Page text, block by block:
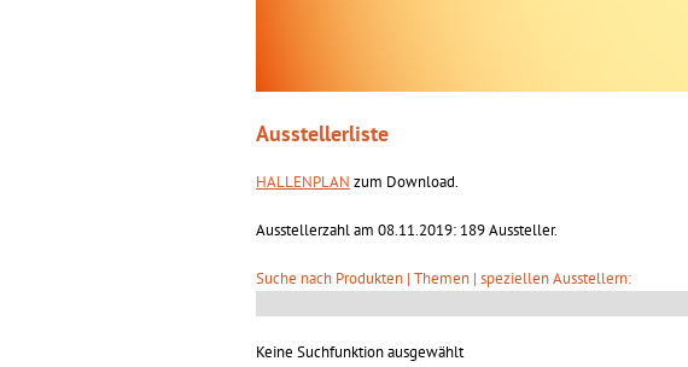
Ausstellerliste
HALLENPLAN zum Download.
Ausstellerzahl am 08.11.2019: 189 Aussteller.
Suche nach Produkten | Themen | speziellen Ausstellern:
Keine Suchfunktion ausgewählt